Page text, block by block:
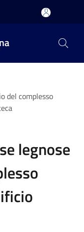
del complesso
legnose